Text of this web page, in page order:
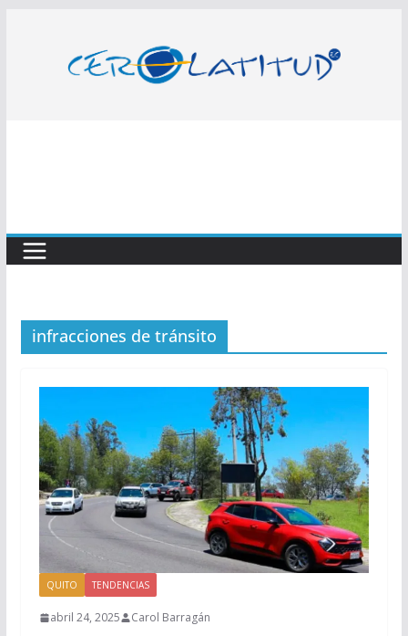
contenido
infracciones de tránsito
QUITO TENDENCIAS
abril 24, 2025 Carol Barragán